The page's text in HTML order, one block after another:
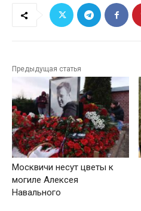
Предыдущая статья
Москвичи несут цветы к
могиле Алексея
Навального